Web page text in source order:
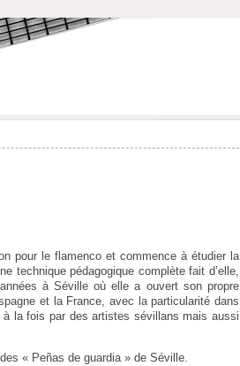
pour le flamenco et commence à étudier la
technique pédagogique complète fait d’elle,
à Séville où elle a ouvert son propre
et la France, avec la particularité dans
la fois par des artistes sévillans mais aussi
« Peñas de guardia » de Séville.